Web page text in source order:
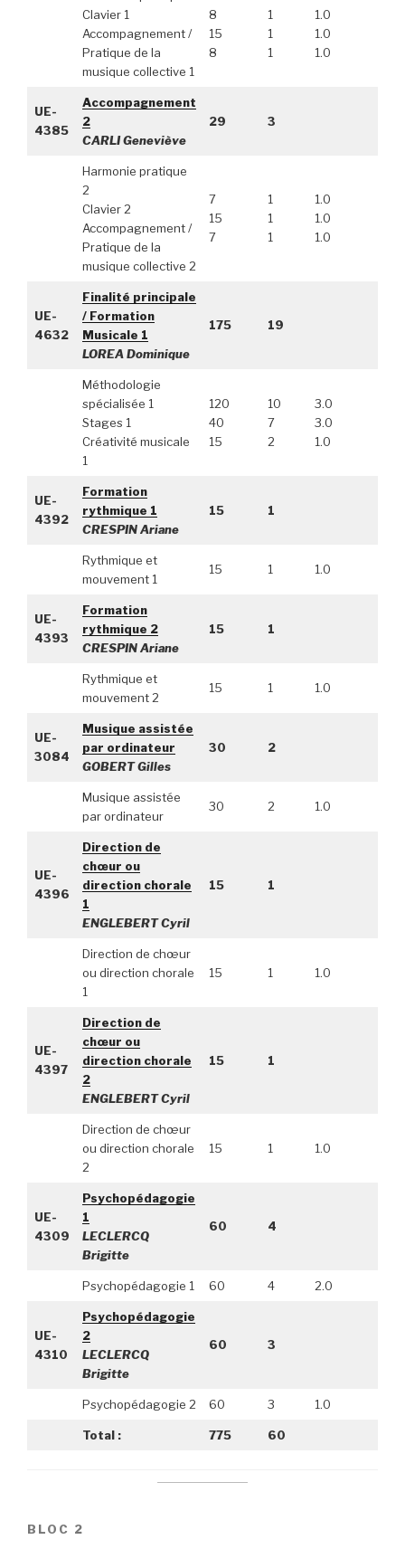
Clavier 1
Accompagnement /
Pratique de la
musique collective 1
8
15
8
1
1
1
1.0
1.0
1.0
UE-
4385
Accompagnement
2
CARLI Geneviève
29 3
Harmonie pratique
2
Clavier 2
Accompagnement /
Pratique de la
musique collective 2
7
15
7
1
1
1
1.0
1.0
1.0
UE-
4632
Finalité principale
/ Formation
Musicale 1
LOREA Dominique
175 19
Méthodologie
spécialisée 1
Stages 1
Créativité musicale
1
120
40
15
10
7
2
3.0
3.0
1.0
UE-
4392
Formation
rythmique 1
CRESPIN Ariane
15 1
Rythmique et
mouvement 1
15 1 1.0
UE-
4393
Formation
rythmique 2
CRESPIN Ariane
15 1
Rythmique et
mouvement 2
15 1 1.0
UE-
3084
Musique assistée
par ordinateur
GOBERT Gilles
30 2
Musique assistée
par ordinateur
30 2 1.0
UE-
4396
Direction de
chœur ou
direction chorale
1
ENGLEBERT Cyril
15 1
Direction de chœur
ou direction chorale
1
15 1 1.0
UE-
4397
Direction de
chœur ou
direction chorale
2
ENGLEBERT Cyril
15 1
Direction de chœur
ou direction chorale
2
15 1 1.0
UE-
4309
Psychopédagogie
1
LECLERCQ
Brigitte
60 4
Psychopédagogie 1 60 4 2.0
UE-
4310
Psychopédagogie
2
LECLERCQ
Brigitte
60 3
Psychopédagogie 2 60 3 1.0
Total : 775 60
BLOC 2